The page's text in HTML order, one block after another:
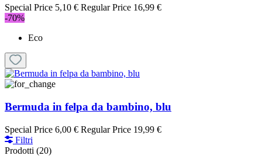
Special Price 5,10 € Regular Price 16,99 €
-70%
Eco
Bermuda in felpa da bambino, blu
Special Price 6,00 € Regular Price 19,99 €
Filtri
Prodotti (20)